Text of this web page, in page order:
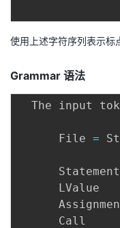
本
到
的
结
字
串
里
。
使用上述字符序列表示标
Grammar 语法
The input
      File
=